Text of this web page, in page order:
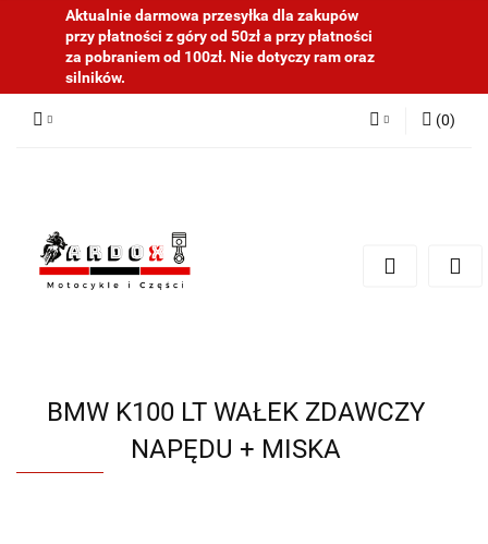
Aktualnie darmowa przesyłka dla zakupów
przy płatności z góry od 50zł a przy płatności
za pobraniem od 100zł. Nie dotyczy ram oraz
silników.
(0)
BMW K100 LT WAŁEK ZDAWCZY
NAPĘDU + MISKA